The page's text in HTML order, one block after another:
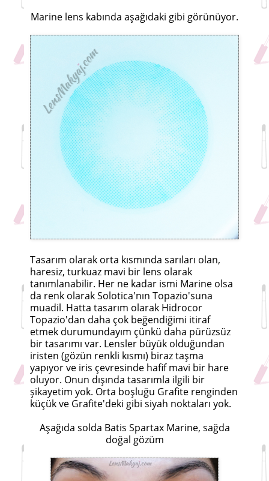
Marine lens kabında aşağıdaki gibi görünüyor.
Tasarım olarak orta kısmında sarıları olan,
haresiz, turkuaz mavi bir lens olarak
tanımlanabilir. Her ne kadar ismi Marine olsa
da renk olarak Solotica'nın Topazio'suna
muadil. Hatta tasarım olarak Hidrocor
Topazio'dan daha çok beğendiğimi itiraf
etmek durumundayım çünkü daha pürüzsüz
bir tasarımı var. Lensler büyük olduğundan
iristen (gözün renkli kısmı) biraz taşma
yapıyor ve iris çevresinde hafif mavi bir hare
oluyor. Onun dışında tasarımla ilgili bir
şikayetim yok. Orta boşluğu Grafite renginden
küçük ve Grafite'deki gibi siyah noktaları yok.
Aşağıda solda Batis Spartax Marine, sağda
doğal gözüm